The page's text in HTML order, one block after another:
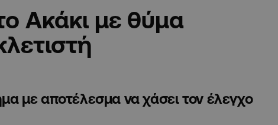
Ακάκι με θύμα
με αποτέλεσμα να χάσει τον έλεγχο